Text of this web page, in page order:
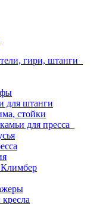
гири, штанги
для штанги
стойки
для пресса
Климбер